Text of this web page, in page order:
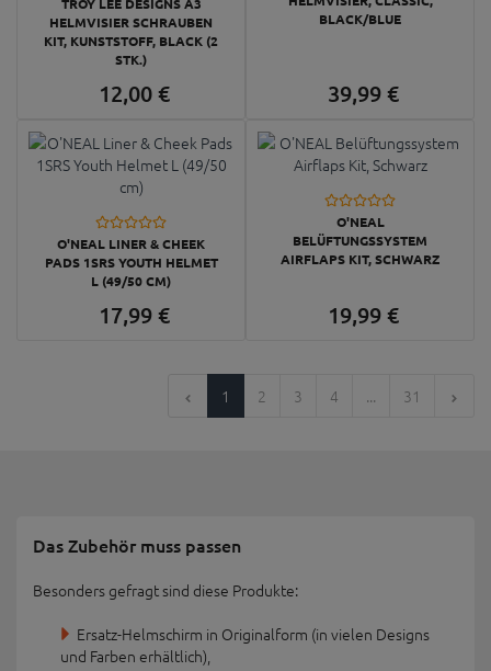
HELMVISIER SCHRAUBEN
KIT, KUNSTSTOFF, BLACK (2
STK.)
12,00€
BLACK/BLUE
39,99€
O'NEAL LINER & CHEEK
PADS 1SRS YOUTH HELMET
L (49/50 CM)
17,99€
O'NEAL
BELÜFTUNGSSYSTEM
AIRFLAPS KIT, SCHWARZ
19,99€
1 2 3 4 ... 31
Das Zubehör muss passen
Besonders gefragt sind diese Produkte:
Ersatz-Helmschirm in Originalform (in vielen Designs
und Farben erhältlich),